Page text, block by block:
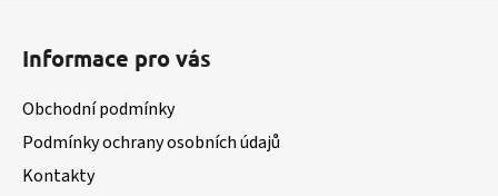
Informace pro vás
Obchodní podmínky
Podmínky ochrany osobních údajů
Kontakty